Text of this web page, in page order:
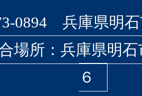
0894 兵庫県明石
場所：兵庫県明
６